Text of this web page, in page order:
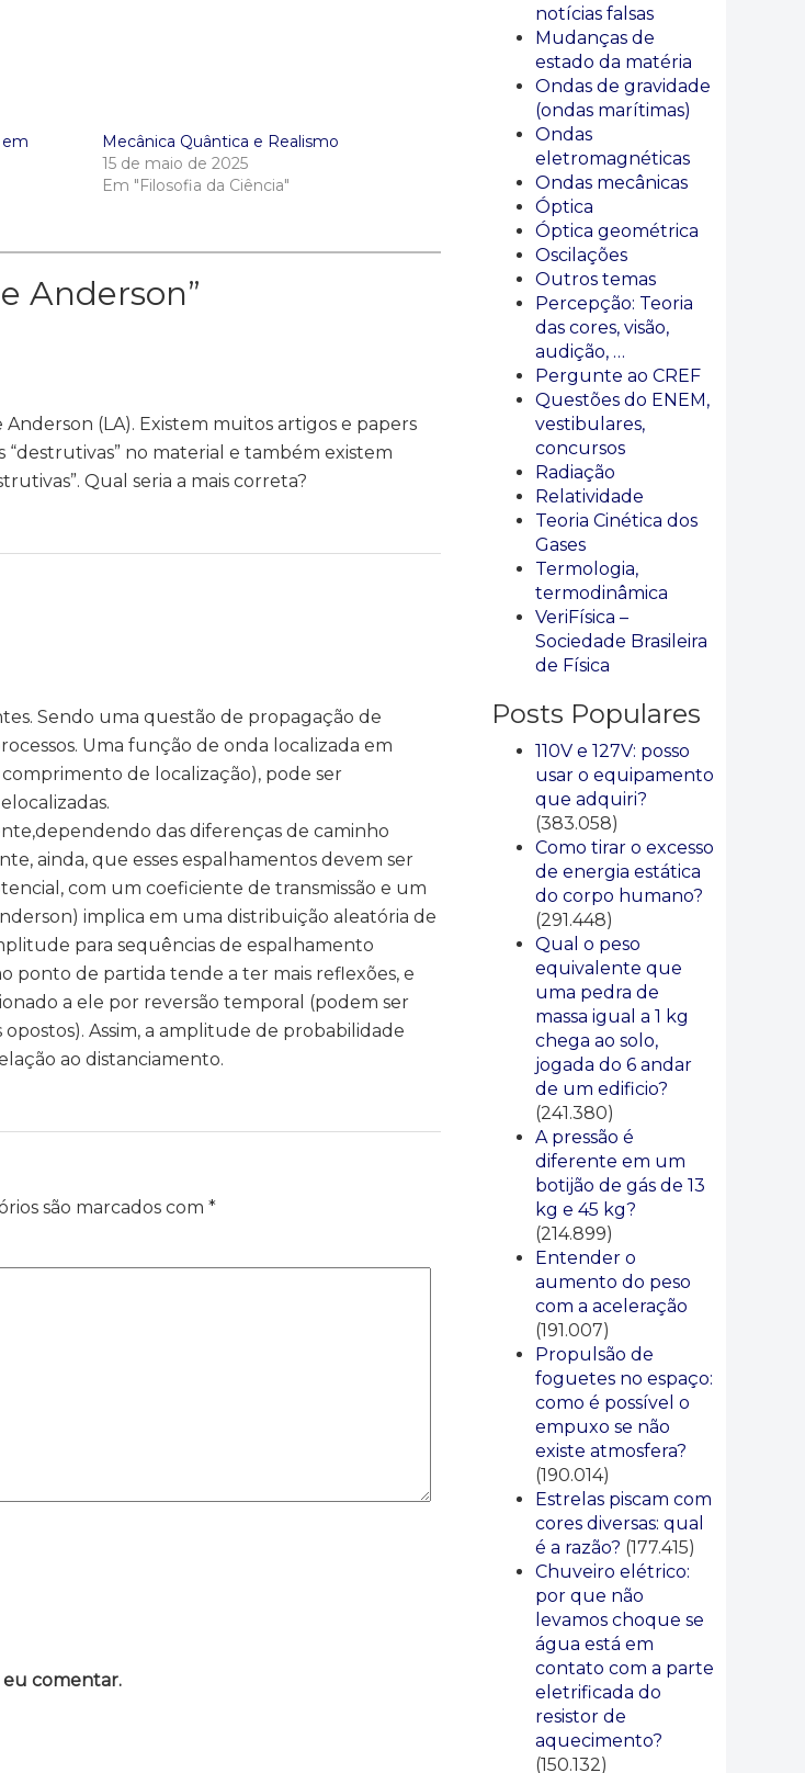
em
Mecânica Quântica e Realismo
15 de maio de 2025
Em "Filosofia da Ciência"
Anderson”
(LA). Existem muitos artigos e papers
no material e também existem
Qual seria a mais correta?
Sendo uma questão de propagação de
Uma função de onda localizada em
de localização), pode ser
das diferenças de caminho
ainda, que esses espalhamentos devem ser
com um coeficiente de transmissão e um
implica em uma distribuição aleatória de
para sequências de espalhamento
ponto de partida tende a ter mais reflexões, e
a ele por reversão temporal (podem ser
Assim, a amplitude de probabilidade
ao distanciamento.
são marcados com *
eu comentar.
notícias falsas
Mudanças de
estado da matéria
Ondas de gravidade
(ondas marítimas)
Ondas
eletromagnéticas
Ondas mecânicas
Óptica
Óptica geométrica
Oscilações
Outros temas
Percepção: Teoria
das cores, visão,
audição, …
Pergunte ao CREF
Questões do ENEM,
vestibulares,
concursos
Radiação
Relatividade
Teoria Cinética dos
Gases
Termologia,
termodinâmica
VeriFísica –
Sociedade Brasileira
de Física
Posts Populares
110V e 127V: posso
usar o equipamento
que adquiri?
(383.058)
Como tirar o excesso
de energia estática
do corpo humano?
(291.448)
Qual o peso
equivalente que
uma pedra de
massa igual a 1 kg
chega ao solo,
jogada do 6 andar
de um edificio?
(241.380)
A pressão é
diferente em um
botijão de gás de 13
kg e 45 kg?
(214.899)
Entender o
aumento do peso
com a aceleração
(191.007)
Propulsão de
foguetes no espaço:
como é possível o
empuxo se não
existe atmosfera?
(190.014)
Estrelas piscam com
cores diversas: qual
é a razão? (177.415)
Chuveiro elétrico:
por que não
levamos choque se
água está em
contato com a parte
eletrificada do
resistor de
aquecimento?
(150.132)